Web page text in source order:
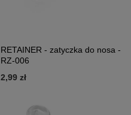
RETAINER - zatyczka do nosa -
RZ-006
2,99 zł